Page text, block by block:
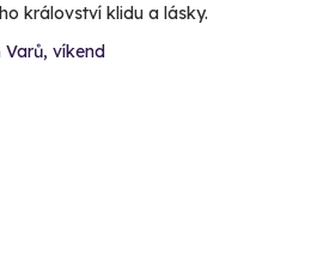
království klidu a lásky.
víkend